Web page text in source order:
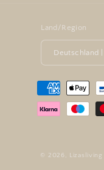
Land/Region
Zahlungsmethoden
© 2026, Lizasliving